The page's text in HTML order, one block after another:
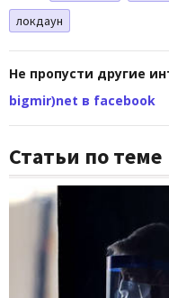
локдаун
Не пропусти другие
bigmir)net в facebook
Статьи по теме